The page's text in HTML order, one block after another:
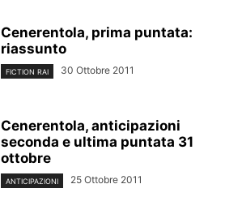
Cenerentola, prima puntata:
riassunto
FICTION RAI 30 Ottobre 2011
Cenerentola, anticipazioni
seconda e ultima puntata 31
ottobre
ANTICIPAZIONI 25 Ottobre 2011